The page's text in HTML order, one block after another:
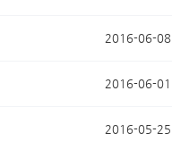
2016-06-08
2016-06-01
2016-05-25